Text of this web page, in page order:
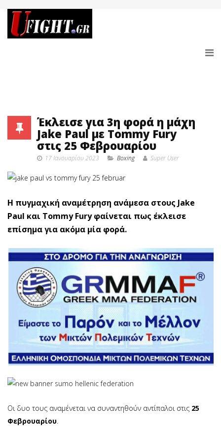
Έκλεισε για 3η φορά η μάχη
Jake Paul με Tommy Fury
στις 25 Φεβρουαρίου
17 Ιανουαρίου 2023 Boxing Super User
Η πυγμαχική αναμέτρηση ανάμεσα στους Jake
Paul και Tommy Fury φαίνεται πως έκλεισε
επίσημα για ακόμα μία φορά.
Οι δυο τους αναμένεται να συναντηθούν αντίπαλοι στις 25
Φεβρουαρίου